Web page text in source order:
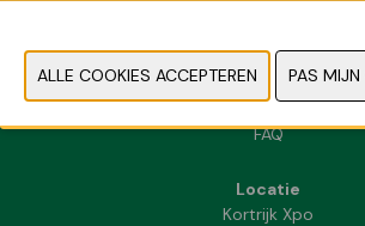
Contact
Pers- en beeldmateriaal
FAQ
Locatie
Kortrijk Xpo